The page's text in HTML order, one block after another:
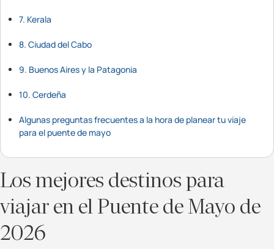
7. Kerala
8. Ciudad del Cabo
9. Buenos Aires y la Patagonia
10. Cerdeña
Algunas preguntas frecuentes a la hora de planear tu viaje
para el puente de mayo
Los mejores destinos para
viajar en el Puente de Mayo de
2026